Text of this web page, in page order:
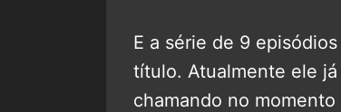
E a série de 9
título. Atualmente ele
chamando no momento